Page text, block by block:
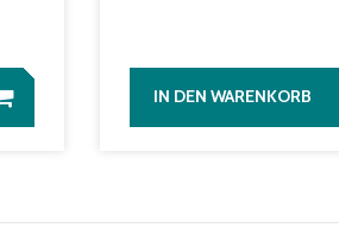
IN DEN WARENKORB